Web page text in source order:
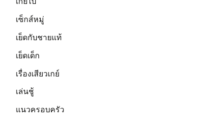
เซ็กส์หมู่
เย็ดกับชายแท้
เย็ดเด็ก
เรื่องเสียวเกย์
เล่นชู้
แนวครอบครัว